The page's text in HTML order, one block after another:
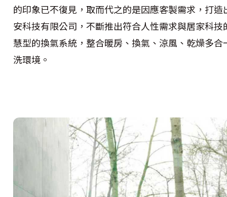
的印象已不復見，取而代之的是因應客製需求，打
安科技有限公司，不斷推出符合人性需求與居家科
慧型的換氣系統，整合暖房、換氣、涼風、乾燥多
洗環境。